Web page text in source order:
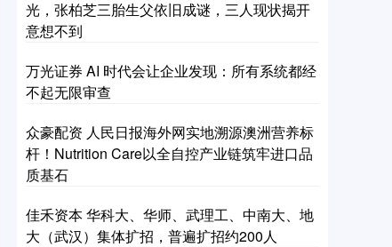
光，张柏芝三胎生父依旧成谜，三人现状揭开
意想不到
万光证券 AI 时代会让企业发现：所有系统都经
不起无限审查
众豪配资 人民日报海外网实地溯源澳洲营养标
杆！Nutrition Care以全自控产业链筑牢进口品
质基石
佳禾资本 华科大、华师、武理工、中南大、地
大（武汉）集体扩招，普遍扩招约200人